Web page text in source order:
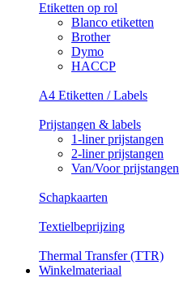
Etiketten op rol
Blanco etiketten
Brother
Dymo
HACCP
A4 Etiketten / Labels
Prijstangen & labels
1-liner prijstangen
2-liner prijstangen
Van/Voor prijstangen
Schapkaarten
Textielbeprijzing
Thermal Transfer (TTR)
Winkelmateriaal